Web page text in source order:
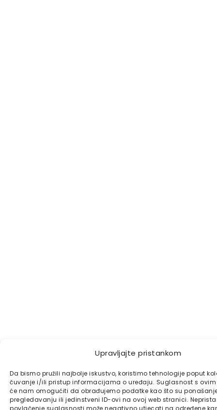
Upravljajte pristankom
Da bismo pružili najbolje iskustvo, koristimo tehnologije poput
čuvanje i/ili pristup informacijama o uređaju. Suglasnost s
će nam omogućiti da obrađujemo podatke kao što su
pregledavanju ili jedinstveni ID-ovi na ovoj web stranici.
povlačenje suglasnosti može negativno utjecati na određene